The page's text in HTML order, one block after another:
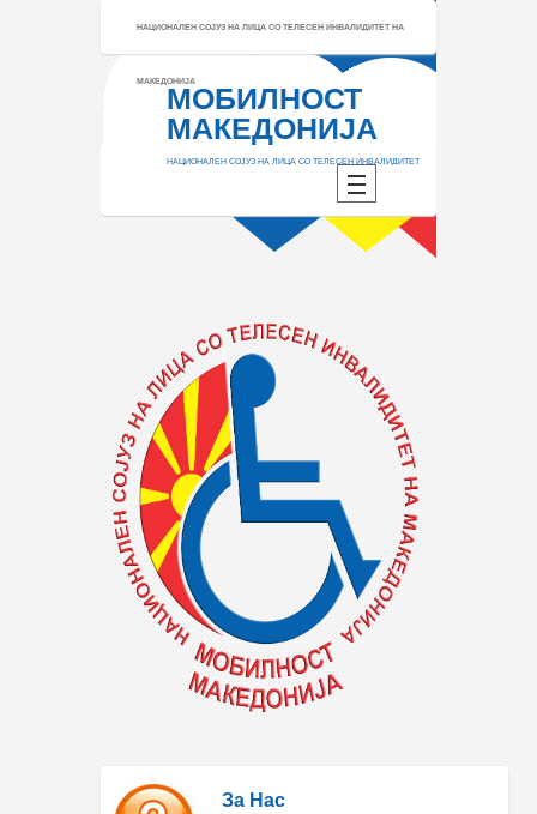
НАЦИОНАЛЕН СОЈУЗ НА ЛИЦА СО ТЕЛЕСЕН ИНВАЛИДИТЕТ НА
МАКЕДОНИЈА
МОБИЛНОСТ
МАКЕДОНИЈА
НАЦИОНАЛЕН СОЈУЗ НА ЛИЦА СО ТЕЛЕСЕН ИНВАЛИДИТЕТ
За Нас